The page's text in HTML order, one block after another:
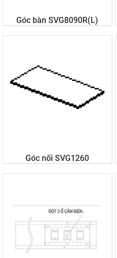
Góc bàn SVG8090R(L)
Góc nối SVG1260